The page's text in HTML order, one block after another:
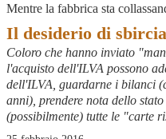
Mentre la fabbrica sta
Il desiderio di
Coloro che hanno inviato
l'acquisto dell'ILVA possono
dell'ILVA, guardarne i bilanci
anni), prendere nota dello
(possibilmente) tutte le "carte